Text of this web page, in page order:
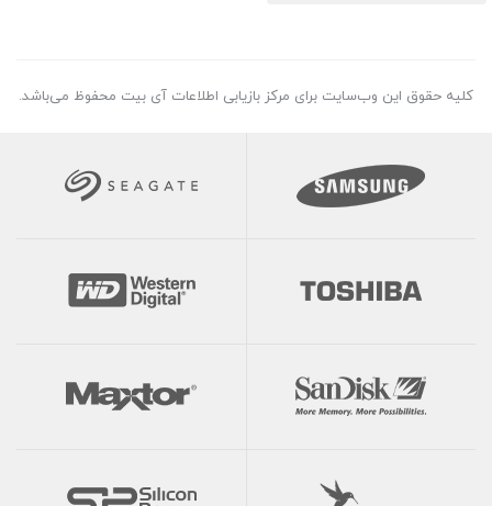
کلیه حقوق این وب‌سایت برای مرکز بازیابی اطلاعات آی بیت محفوظ می‌باشد.